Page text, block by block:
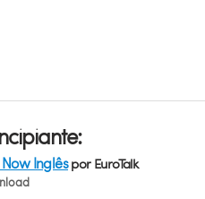
Inglêspor EuroTalk